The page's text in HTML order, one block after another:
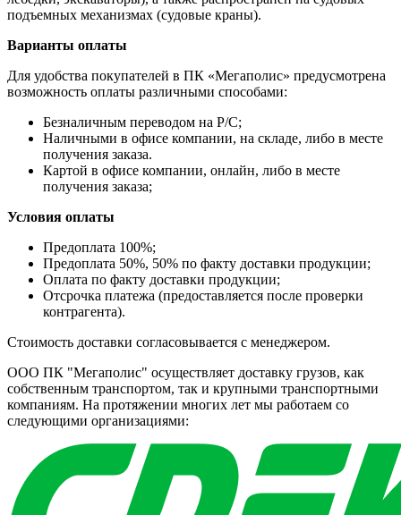
подъемных механизмах (судовые краны).
Варианты оплаты
Для удобства покупателей в ПК «Мегаполис» предусмотрена
возможность оплаты различными способами:
Безналичным переводом на Р/С;
Наличными в офисе компании, на складе, либо в месте
получения заказа.
Картой в офисе компании, онлайн, либо в месте
получения заказа;
Условия оплаты
Предоплата 100%;
Предоплата 50%, 50% по факту доставки продукции;
Оплата по факту доставки продукции;
Отсрочка платежа (предоставляется после проверки
контрагента).
Стоимость доставки согласовывается с менеджером.
ООО ПК "Мегаполис" осуществляет доставку грузов, как
собственным транспортом, так и крупными транспортными
компаниям. На протяжении многих лет мы работаем со
следующими организациями: